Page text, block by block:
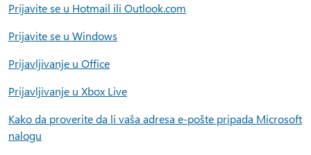
Prijavite se u Hotmail ili Outlook.com
Prijavite se u Windows
Prijavljivanje u Office
Prijavljivanje u Xbox Live
Kako da proverite da li vaša adresa e-pošte pripada Microsoft
nalogu